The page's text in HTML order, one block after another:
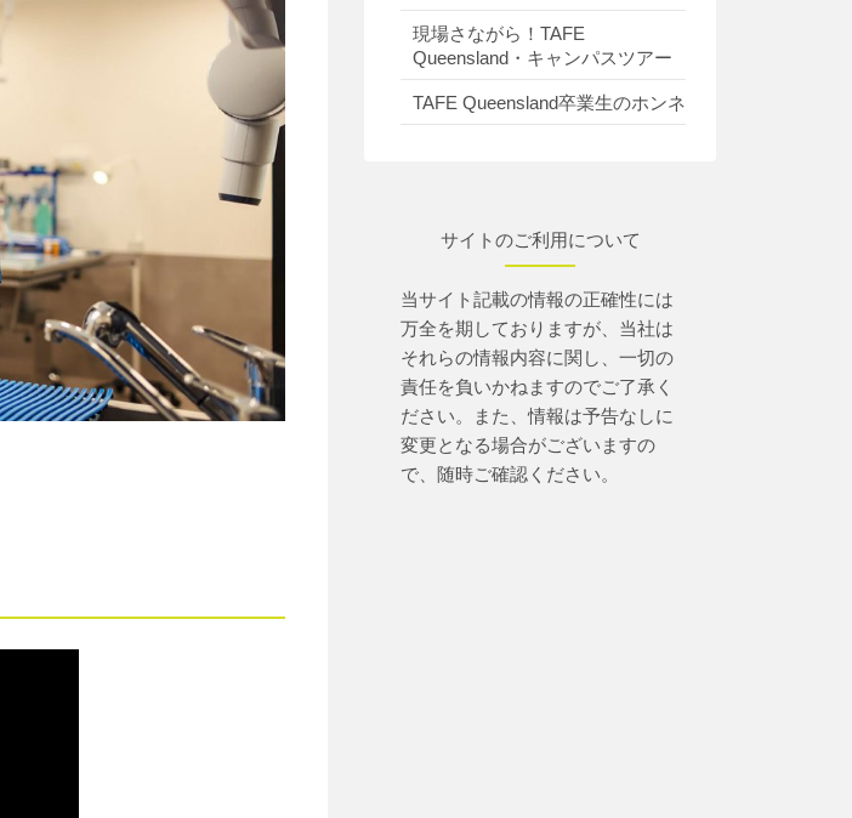
現場さながら！TAFE
Queensland・キャンパスツアー
TAFE Queensland卒業生のホンネ
サイトのご利用について
当サイト記載の情報の正確性には
万全を期しておりますが、当社は
それらの情報内容に関し、一切の
責任を負いかねますのでご了承く
ださい。また、情報は予告なしに
変更となる場合がございますの
で、随時ご確認ください。